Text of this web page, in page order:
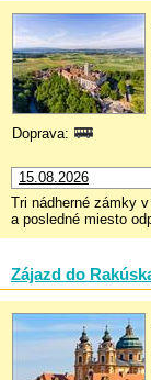
Doprava:
15.08.2026
Tri nádherné zámky
a posledné miesto
Zájazd do